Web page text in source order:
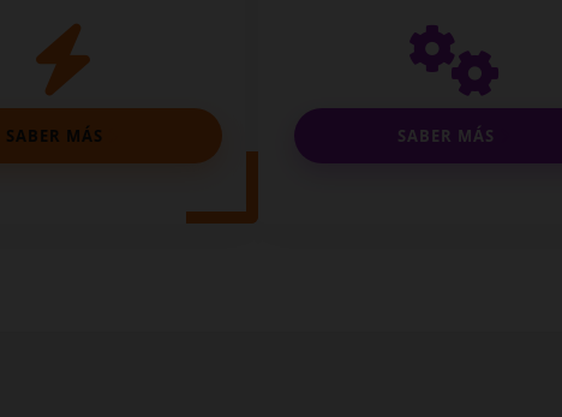
SABER MÁS SABER MÁS